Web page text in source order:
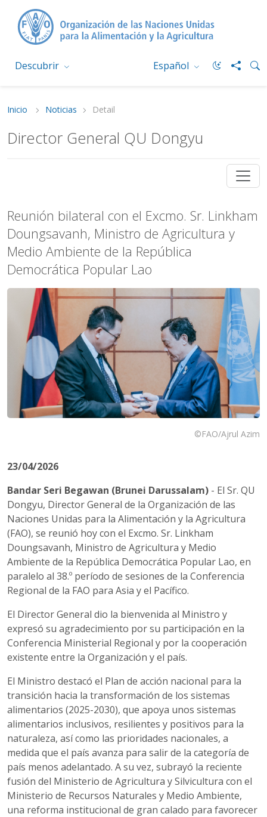
Descubrir Español
Inicio Noticias Detail
Director General QU Dongyu
Reunión bilateral con el Excmo. Sr. Linkham
Doungsavanh, Ministro de Agricultura y
Medio Ambiente de la República
Democrática Popular Lao
©FAO/Ajrul Azim
23/04/2026
Bandar Seri Begawan (Brunei Darussalam) - El Sr. QU
Dongyu, Director General de la Organización de las
Naciones Unidas para la Alimentación y la Agricultura
(FAO), se reunió hoy con el Excmo. Sr. Linkham
Doungsavanh, Ministro de Agricultura y Medio
Ambiente de la República Democrática Popular Lao, en
paralelo al 38.º período de sesiones de la Conferencia
Regional de la FAO para Asia y el Pacífico.
El Director General dio la bienvenida al Ministro y
expresó su agradecimiento por su participación en la
Conferencia Ministerial Regional y por la cooperación
existente entre la Organización y el país.
El Ministro destacó el Plan de acción nacional para la
transición hacia la transformación de los sistemas
alimentarios (2025-2030), que apoya unos sistemas
alimentarios inclusivos, resilientes y positivos para la
naturaleza, así como las prioridades nacionales, a
medida que el país avanza para salir de la categoría de
país menos adelantado. A su vez, subrayó la reciente
fusión del Ministerio de Agricultura y Silvicultura con el
Ministerio de Recursos Naturales y Medio Ambiente,
una reforma institucional de gran calado para favorecer